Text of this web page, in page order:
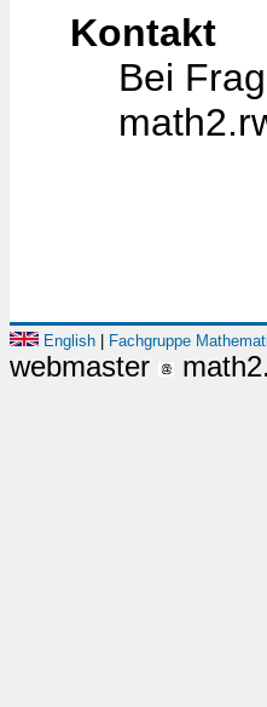
Kontakt
Bei
English Fachgruppe
webmaster